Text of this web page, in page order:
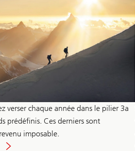
verser chaque année dans le pilier 3a
prédéfinis. Ces derniers sont
imposable.